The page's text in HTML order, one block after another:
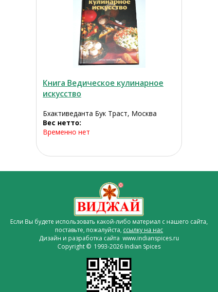
Книга Ведическое кулинарное
искусство
Бхактиведанта Бук Траст, Москва
Вес нетто:
Временно нет
Если Вы будете использовать какой-либо материал с нашего сайта,
поставьте, пожалуйста, ссылку на нас
Дизайн и разработка сайта www.indianspices.ru
Copyright © 1993-2026 Indian Spices